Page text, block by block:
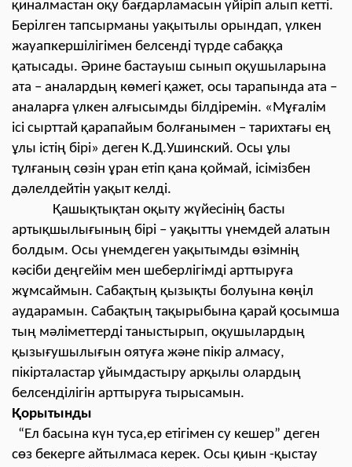
қиналмастан оқу бағдарламасын үйіріп алып кетті.
Берілген тапсырманы уақытылы орындап, үлкен
жауапкершілігімен белсенді түрде сабаққа
қатысады. Әрине бастауыш сынып оқушыларына
ата – аналардың көмегі қажет, осы тарапында ата –
аналарға үлкен алғысымды білдіремін. «Мұғалім
ісі сырттай қарапайым болғанымен – тарихтағы ең
ұлы істің бірі» деген К.Д.Ушинский. Осы ұлы
тұлғаның сөзін ұран етіп қана қоймай, ісімізбен
дәлелдейтін уақыт келді.
Қашықтықтан оқыту жүйесінің басты
артықшылығының бірі – уақытты үнемдей алатын
болдым. Осы үнемдеген уақытымды өзімнің
кәсіби деңгейім мен шеберлігімді арттыруға
жұмсаймын. Сабақтың қызықты болуына көңіл
аударамын. Сабақтың тақырыбына қарай қосымша
тың мәліметтерді таныстырып, оқушылардың
қызығушылығын оятуға және пікір алмасу,
пікірталастар ұйымдастыру арқылы олардың
белсенділігін арттыруға тырысамын.
Қорытынды
“Ел басына күн туса,ер етігімен су кешер” деген
сөз бекерге айтылмаса керек. Осы қиын -қыстау